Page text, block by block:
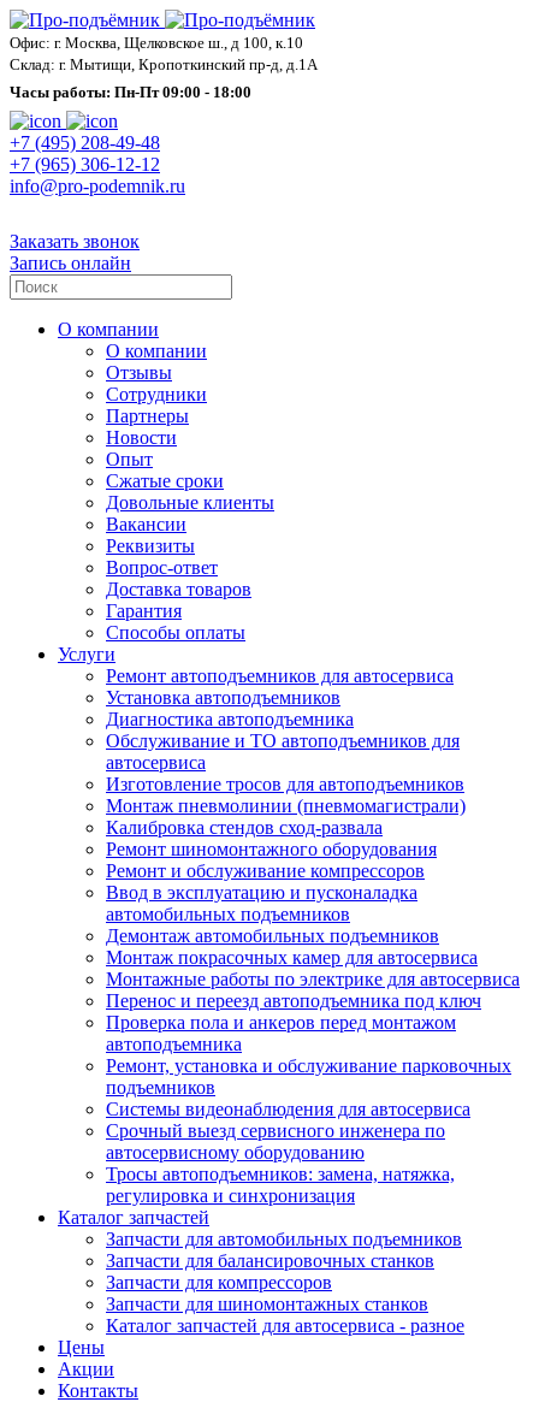
Офис: г. Москва, Щелковское ш., д 100, к.10
Склад: г. Мытищи, Кропоткинский пр-д, д.1А
Часы работы: Пн-Пт 09:00 - 18:00
+7 (495) 208-49-48
+7 (965) 306-12-12
info@pro-podemnik.ru
Заказать звонок
Запись онлайн
О компании
О компании
Отзывы
Сотрудники
Партнеры
Новости
Опыт
Сжатые сроки
Довольные клиенты
Вакансии
Реквизиты
Вопрос-ответ
Доставка товаров
Гарантия
Способы оплаты
Услуги
Ремонт автоподъемников для автосервиса
Установка автоподъемников
Диагностика автоподъемника
Обслуживание и ТО автоподъемников для
автосервиса
Изготовление тросов для автоподъемников
Монтаж пневмолинии (пневмомагистрали)
Калибровка стендов сход-развала
Ремонт шиномонтажного оборудования
Ремонт и обслуживание компрессоров
Ввод в эксплуатацию и пусконаладка
автомобильных подъемников
Демонтаж автомобильных подъемников
Монтаж покрасочных камер для автосервиса
Монтажные работы по электрике для автосервиса
Перенос и переезд автоподъемника под ключ
Проверка пола и анкеров перед монтажом
автоподъемника
Ремонт, установка и обслуживание парковочных
подъемников
Системы видеонаблюдения для автосервиса
Срочный выезд сервисного инженера по
автосервисному оборудованию
Тросы автоподъемников: замена, натяжка,
регулировка и синхронизация
Каталог запчастей
Запчасти для автомобильных подъемников
Запчасти для балансировочных станков
Запчасти для компрессоров
Запчасти для шиномонтажных станков
Каталог запчастей для автосервиса - разное
Цены
Акции
Контакты